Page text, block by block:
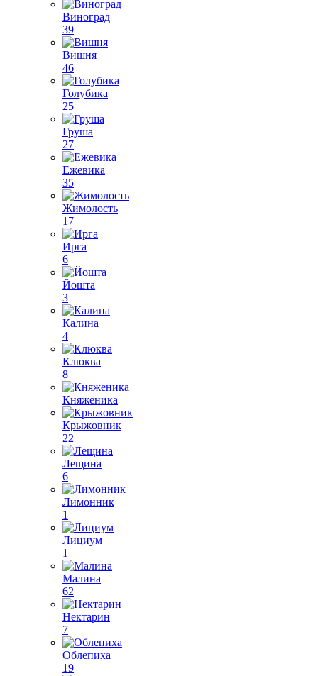
Виноград
39
Вишня
46
Голубика
25
Груша
27
Ежевика
35
Жимолость
17
Ирга
6
Йошта
3
Калина
4
Клюква
8
Княженика
Крыжовник
22
Лещина
6
Лимонник
1
Лициум
1
Малина
62
Нектарин
7
Облепиха
19